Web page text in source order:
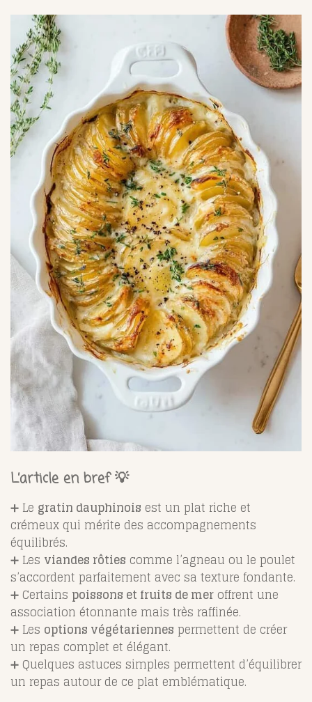
L’article en bref 💡
➕ Le gratin dauphinois est un plat riche et
crémeux qui mérite des accompagnements
équilibrés.
➕ Les viandes rôties comme l’agneau ou le poulet
s’accordent parfaitement avec sa texture fondante.
➕ Certains poissons et fruits de mer offrent une
association étonnante mais très raffinée.
➕ Les options végétariennes permettent de créer
un repas complet et élégant.
➕ Quelques astuces simples permettent d’équilibrer
un repas autour de ce plat emblématique.